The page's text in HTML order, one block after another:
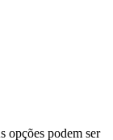
opções podem ser